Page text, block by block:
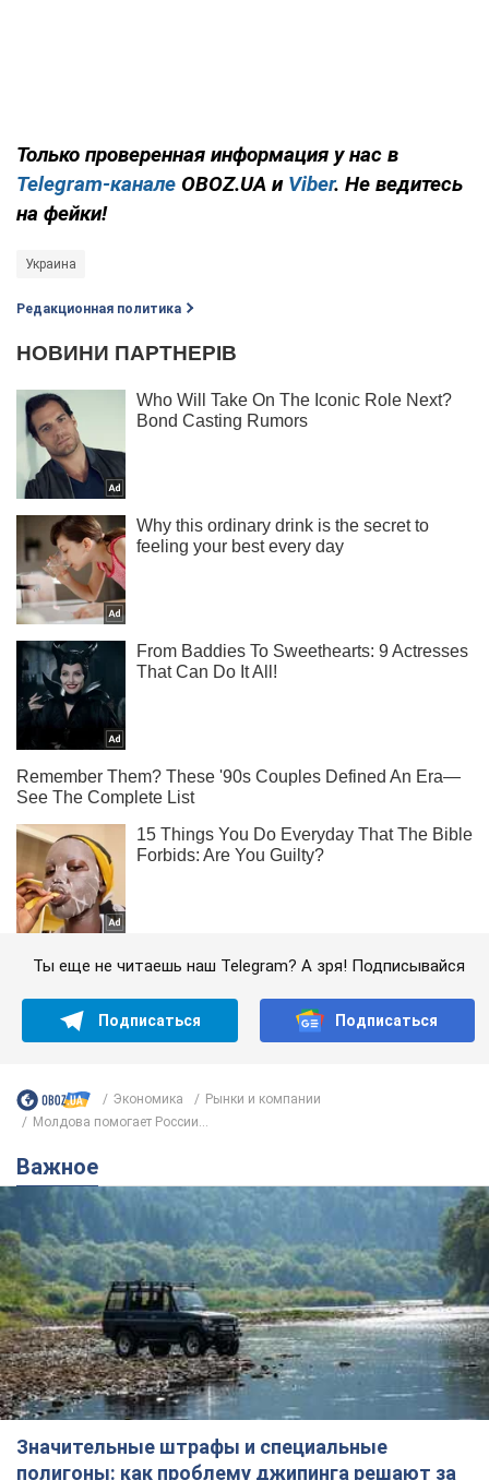
Только проверенная информация у нас в
Telegram-канале OBOZ.UA и Viber. Не ведитесь
на фейки!
Украина
Редакционная политика
Ты еще не читаешь наш Telegram? А зря! Подписывайся
Подписаться Подписаться
Экономика
Рынки и компании
Молдова помогает России...
Важное
Значительные штрафы и специальные
полигоны: как проблему джипинга решают за